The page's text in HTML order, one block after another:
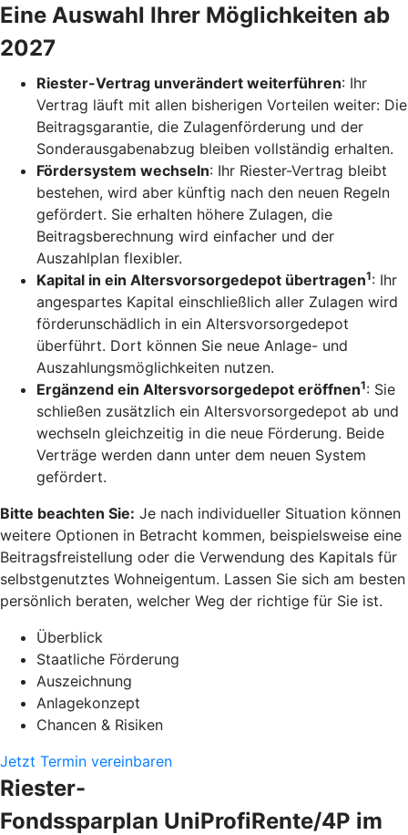
Eine Auswahl Ihrer Möglichkeiten ab
2027
Riester-Vertrag unverändert weiterführen: Ihr
Vertrag läuft mit allen bisherigen Vorteilen weiter: Die
Beitragsgarantie, die Zulagenförderung und der
Sonderausgabenabzug bleiben vollständig erhalten.
Fördersystem wechseln: Ihr Riester-Vertrag bleibt
bestehen, wird aber künftig nach den neuen Regeln
gefördert. Sie erhalten höhere Zulagen, die
Beitragsberechnung wird einfacher und der
Auszahlplan flexibler.
Kapital in ein Altersvorsorgedepot übertragen1: Ihr
angespartes Kapital einschließlich aller Zulagen wird
förderunschädlich in ein Altersvorsorgedepot
überführt. Dort können Sie neue Anlage- und
Auszahlungsmöglichkeiten nutzen.
Ergänzend ein Altersvorsorgedepot eröffnen1: Sie
schließen zusätzlich ein Altersvorsorgedepot ab und
wechseln gleichzeitig in die neue Förderung. Beide
Verträge werden dann unter dem neuen System
gefördert.
Bitte beachten Sie: Je nach individueller Situation können
weitere Optionen in Betracht kommen, beispielsweise eine
Beitragsfreistellung oder die Verwendung des Kapitals für
selbstgenutztes Wohneigentum. Lassen Sie sich am besten
persönlich beraten, welcher Weg der richtige für Sie ist.
Überblick
Staatliche Förderung
Auszeichnung
Anlagekonzept
Chancen & Risiken
Jetzt Termin vereinbaren
Riester-
Fondssparplan UniProfiRente/4P im